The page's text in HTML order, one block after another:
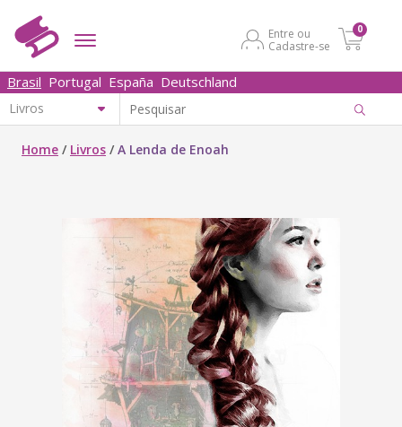
Entre ou
Cadastre-se
0
Brasil Portugal España Deutschland
Home / Livros /A Lenda de Enoah